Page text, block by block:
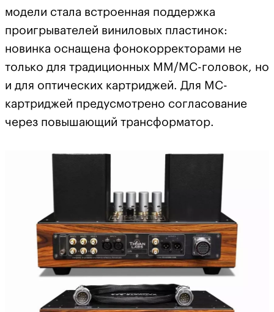
модели стала встроенная поддержка
проигрывателей виниловых пластинок:
новинка оснащена фонокорректорами не
только для традиционных MM/MC-головок, но
и для оптических картриджей. Для MC-
картриджей предусмотрено согласование
через повышающий трансформатор.